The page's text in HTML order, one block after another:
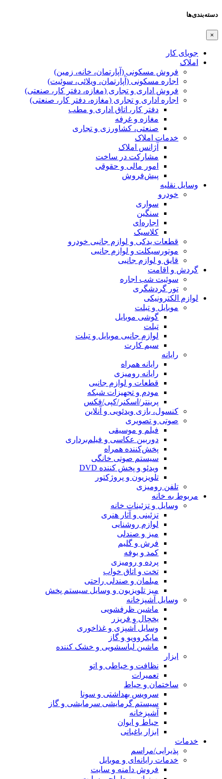
دسته‌بندی‌ها
×
جویای کار
املاک
فروش مسکونی (آپارتمان، خانه، زمین)
اجاره مسکونی (آپارتمان، ویلائی، سوئیت)
فروش اداری و تجاری (مغازه، دفتر کار، صنعتی)
اجاره اداری و تجاری (مغازه، دفتر کار، صنعتی)
دفتر کار، اتاق اداری و مطب
مغازه و غرفه
صنعتی،‌ کشاورزی و تجاری
خدمات املاک
آژانس املاک
مشارکت در ساخت
امور مالی و حقوقی
پیش‌فروش
وسایل نقلیه
خودرو
سواری
سنگین
اجاره‌ای
کلاسیک
قطعات یدکی و لوازم جانبی خودرو
موتورسیکلت و لوازم جانبی
قایق و لوازم جانبی
گردش و اقامت
سوئیت شب اجاره
تور گردشگری
لوازم الکترونیکی
موبایل و تبلت
گوشی موبایل
تبلت
لوازم جانبی موبایل و تبلت
سیم کارت
رایانه
رایانه همراه
رایانه رومیزی
قطعات و لوازم جانبی
مودم و تجهیزات شبکه
پرینتر/اسکنر/کپی/فکس
کنسول، بازی‌ ویدئویی و آنلاین
صوتی و تصویری
فیلم و موسیقی
دوربین عکاسی و فیلم‌برداری
پخش‌کننده همراه
سیستم صوتی خانگی
ویدئو و پخش کننده DVD
تلویزیون و پروژکتور
تلفن رومیزی
مربوط به خانه
وسایل و تزئینات خانه
تزئینی و آثار هنری
لوازم روشنایی
میز و صندلی
فرش و گلیم
کمد و بوفه
پرده و رومیزی
تخت و اتاق خواب
مبلمان و صندلی راحتی
میز تلویزیون و وسایل سیستم پخش
وسایل آشپزخانه
ماشین ظرفشویی
یخچال و فریزر
وسایل آشپزی و غذاخوری
مایکروویو و گاز
ماشین لباسشویی و خشک کننده
ابزار
نظافت و خیاطی و اتو
تعمیرات
ساختمان و حیاط
سرویس بهداشتی و سونا
سیستم گرمایشی سرمایشی و گاز
آشپزخانه
حیاط و ایوان
ابزار باغبانی
خدمات
پذیرایی/مراسم
خدمات رایانه‌ای و موبایل
فروش دامنه و سایت